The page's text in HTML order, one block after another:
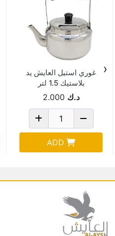
غوري استيل العايش يد
بلاستيك 1.5 لتر
SF332-3د.ك 2.000
ADD
‹